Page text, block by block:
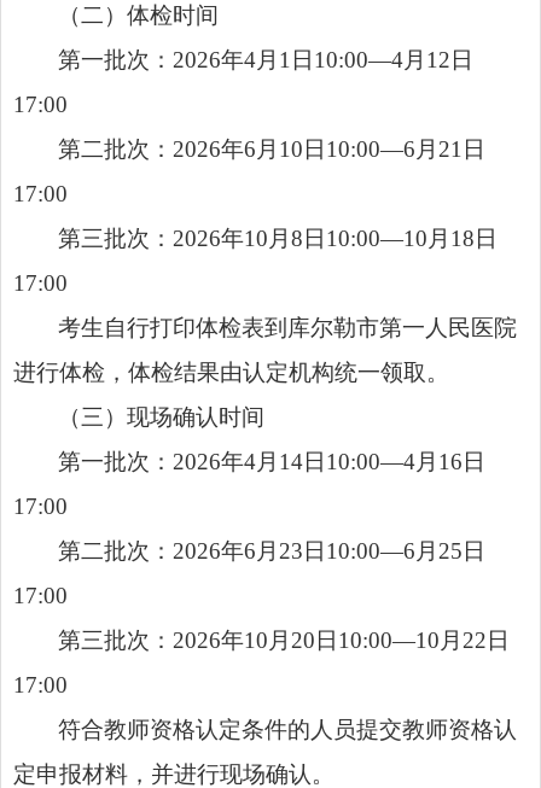
（二）体检时间
第一批次：2026年4月1日10:00—4月12日
17:00
第二批次：2026年6月10日10:00—6月21日
17:00
第三批次：2026年10月8日10:00—10月18日
17:00
考生自行打印体检表到库尔勒市第一人民医院
进行体检，体检结果由认定机构统一领取。
（三）现场确认时间
第一批次：2026年4月14日10:00—4月16日
17:00
第二批次：2026年6月23日10:00—6月25日
17:00
第三批次：2026年10月20日10:00—10月22日
17:00
符合教师资格认定条件的人员提交教师资格认
定申报材料，并进行现场确认。